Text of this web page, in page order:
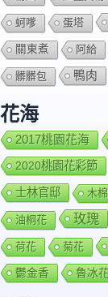
蚵嗲 蛋塔
關東煮 阿給
髒髒包 鴨肉
花海
2017桃園花海
2020桃園花彩節
士林官邸 木
油桐花 玫瑰
荷花 菊花
鬱金香 魯冰